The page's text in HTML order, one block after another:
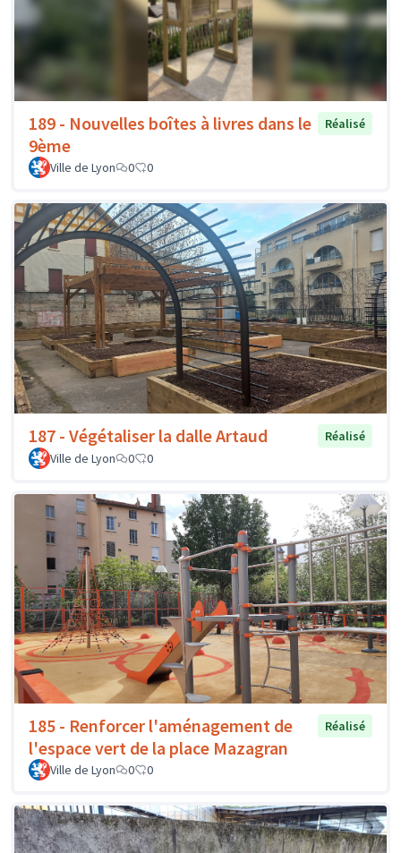
189 - Nouvelles boîtes à livres dans le
9ème
Réalisé
Ville de Lyon 0 0
187 - Végétaliser la dalle Artaud
Réalisé
Ville de Lyon
0 0
185 - Renforcer l'aménagement de
l'espace vert de la place Mazagran
Réalisé
Ville de Lyon 0 0